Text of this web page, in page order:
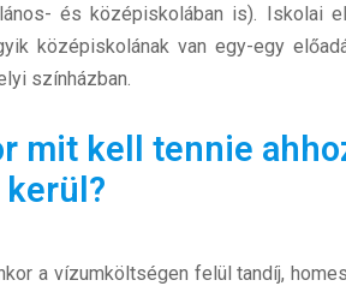
és középiskolában is). Iskolai
középiskolának van egy-egy
színházban.
mit kell tennie
kerül?
a vízumköltségen felül tandíj,